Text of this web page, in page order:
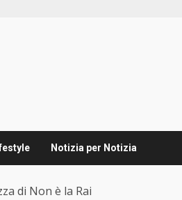
Notizia per Notizia
di Non è la Rai